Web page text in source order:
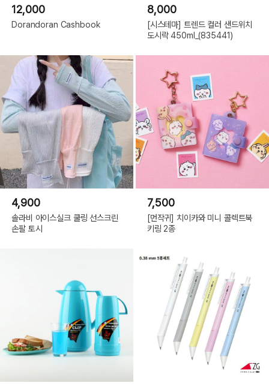
12,000
Dorandoran Cashbook
8,000
[시스테마] 트렌드 컬러 샌드위치
도시락 450ml_(835441)
4,900
솔라비 아이스실크 쿨링 선스크린
손팔 토시
7,500
[먼작귀] 치이카와 미니 콜렉트북
키링 2종